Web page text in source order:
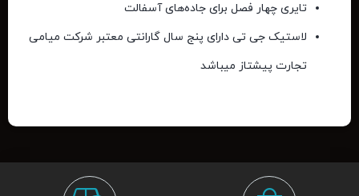
تایری چهار فصل برای جاده‌های آسفالت
لاستیک جی تی دارای پنج سال گارانتی معتبر شرکت میامی
تجارت پیشتاز میباشد